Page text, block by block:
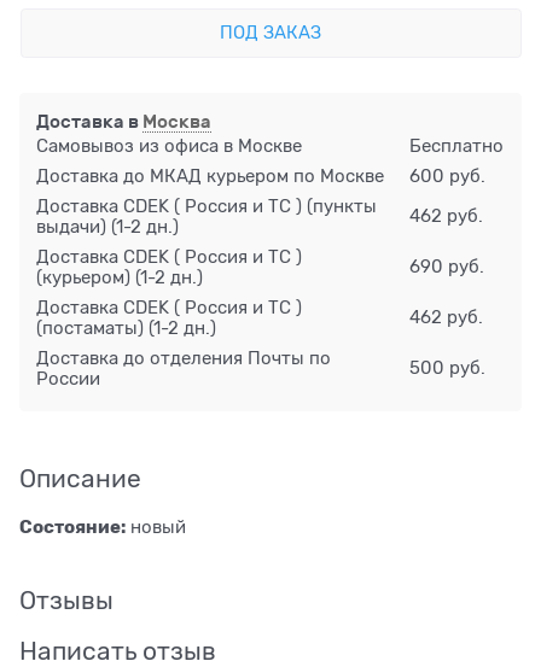
ПОД ЗАКАЗ
Доставка в Москва
Самовывоз из офиса в Москве
Бесплатно
Доставка до МКАД курьером по Москве
600 руб.
Доставка CDEK ( Россия и ТС ) (пункты
выдачи) (1-2 дн.)
462 руб.
Доставка CDEK ( Россия и ТС )
(курьером) (1-2 дн.)
690 руб.
Доставка CDEK ( Россия и ТС )
(постаматы) (1-2 дн.)
462 руб.
Доставка до отделения Почты по
России
500 руб.
Описание
Состояние: новый
Отзывы
Написать отзыв